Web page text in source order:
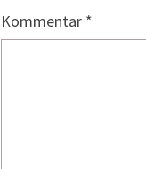
Kommentar *